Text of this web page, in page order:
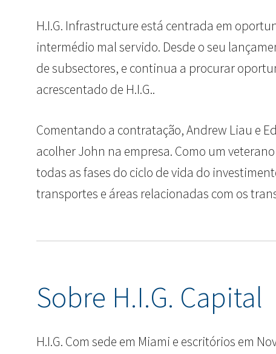
H.I.G. Infrastructure está centrada em
intermédio mal servido. Desde o seu
de subsectores, e continua a procurar
acrescentado de H.I.G..
Comentando a contratação, Andrew Liau e
acolher John na empresa. Como um
todas as fases do ciclo de vida do
transportes e áreas relacionadas com os
Sobre H.I.G. Capital
H.I.G. Com sede em Miami e escritórios em